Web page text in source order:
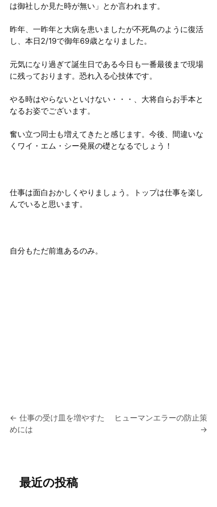
は御社しか見た時が無い」とか言われます。
昨年、一昨年と大病を患いましたが不死鳥のように復活
し、本日2/19で御年69歳となりました。
元気になり過ぎて誕生日である今日も一番最後まで現場
に残っております。恐れ入る心技体です。
やる時はやらないといけない・・・、大将自らお手本と
なるお姿でございます。
奮い立つ同士も増えてきたと感じます。今後、間違いな
くワイ・エム・シー発展の礎となるでしょう！
仕事は面白おかしくやりましょう。トップは仕事を楽し
んでいると思います。
自分もただ前進あるのみ。
投
稿
ゲ
← 仕事の受け皿を増やすた
めには
ヒューマンエラーの防止策
→
最近の投稿